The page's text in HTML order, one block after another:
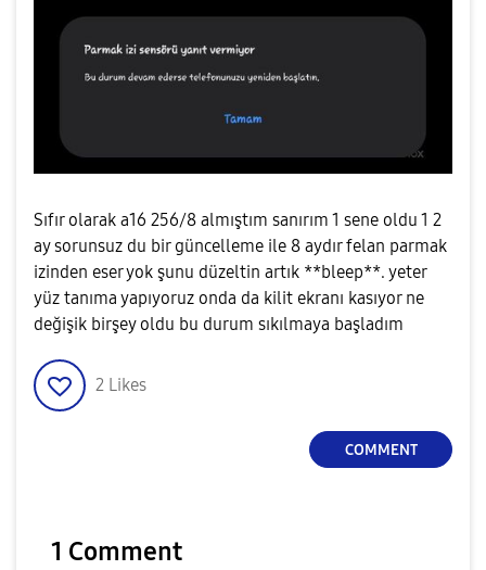
Sıfır olarak a16 256/8 almıştım sanırım 1 sene oldu 1 2
ay sorunsuz du bir güncelleme ile 8 aydır felan parmak
izinden eser yok şunu düzeltin artık **bleep**. yeter
yüz tanıma yapıyoruz onda da kilit ekranı kasıyor ne
değişik birşey oldu bu durum sıkılmaya başladım
2 Likes
COMMENT
1 Comment